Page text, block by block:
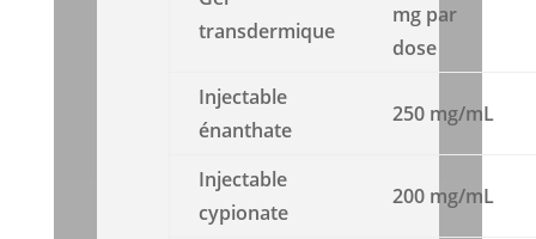
transdermique
mg par
dose
Injectable
énanthate
250 mg/mL
Injectable
cypionate
200 mg/mL